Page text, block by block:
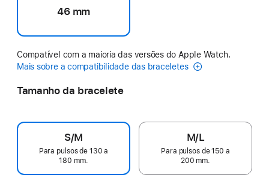
46 mm
Compatível com a maioria das versões do Apple Watch.
Mais sobre a compatibilidade das braceletes
Tamanho da bracelete
S/M
Para pulsos de 130 a
180 mm.
M/L
Para pulsos de 150 a
200 mm.